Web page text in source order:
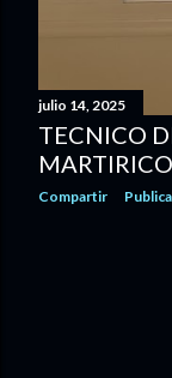
julio 14, 2025
TECNICO
Compartir